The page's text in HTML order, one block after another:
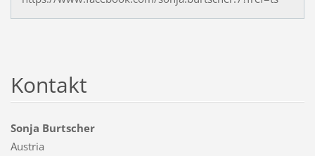
Kontakt
Sonja Burtscher
Austria